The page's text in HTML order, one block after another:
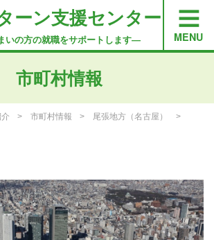
ーン支援センター
いの方の就職をサポートします―
市町村情報
市町村情報
尾張地方（名古屋）